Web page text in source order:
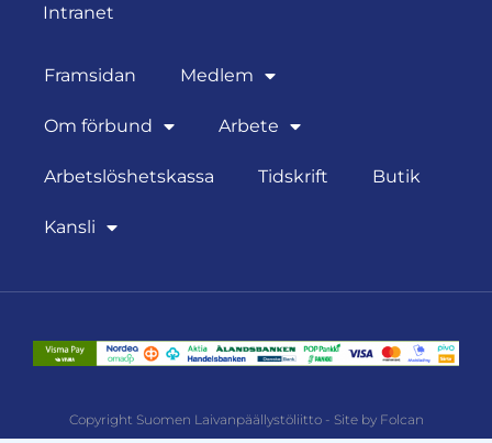
Intranet
Framsidan Medlem
Om förbund Arbete
Arbetslöshetskassa Tidskrift Butik
Kansli
Copyright Suomen Laivanpäällystöliitto - Site by Folcan